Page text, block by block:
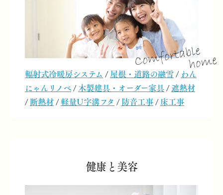
輻射式冷暖房システム /屋根・道路の融雪/わん
にゃんリノベ/木製建具・オーダー家具/遮熱材
/断熱材/軽量U字溝フタ /防音工事/床工事
健康と美容